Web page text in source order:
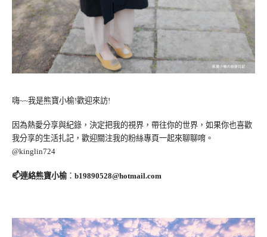
嗨~~我是熊寶小榆!歡迎來訪!
因為熱愛分享與紀錄，決定把我的視界，帶往你的世界，如果你也喜歡
我分享的生活扎記，歡迎關注我的粉絲專頁一起來聊聊唷。
@kinglin724
📫連絡熊寶小榆： b19890528@hotmail.com